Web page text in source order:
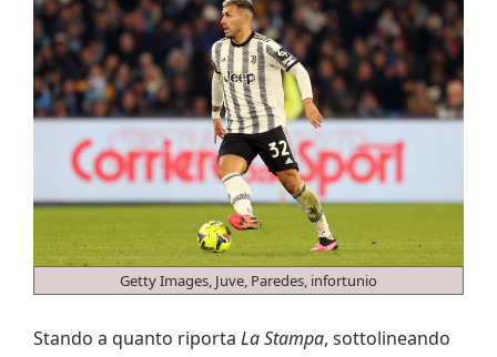
Getty Images, Juve, Paredes, infortunio
Stando a quanto riporta La Stampa, sottolineando